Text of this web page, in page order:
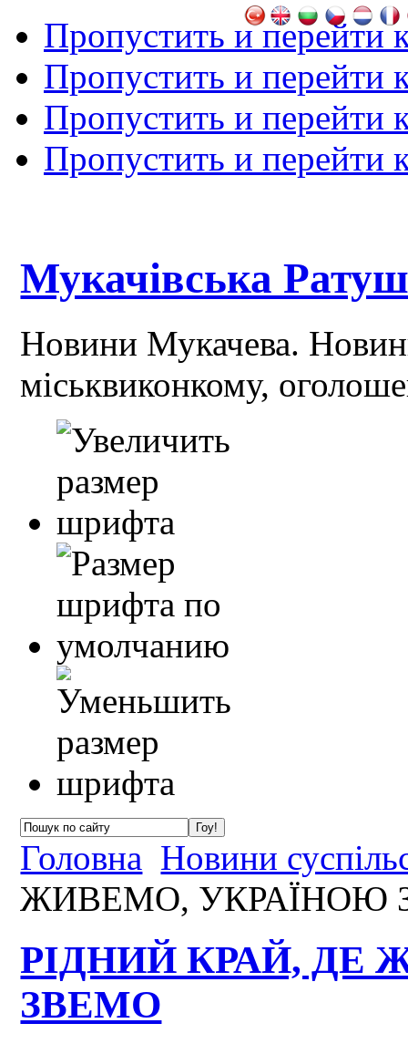
Пропустить и перейти
Пропустить и перейти
Пропустить и перейти
Пропустить и перейти
Мукачівська
Новини Мукачева.
міськвиконкому,
Головна Новини
ЖИВЕМО, УКРАЇНОЮ
РІДНИЙ КРАЙ, ДЕ
ЗВЕМО